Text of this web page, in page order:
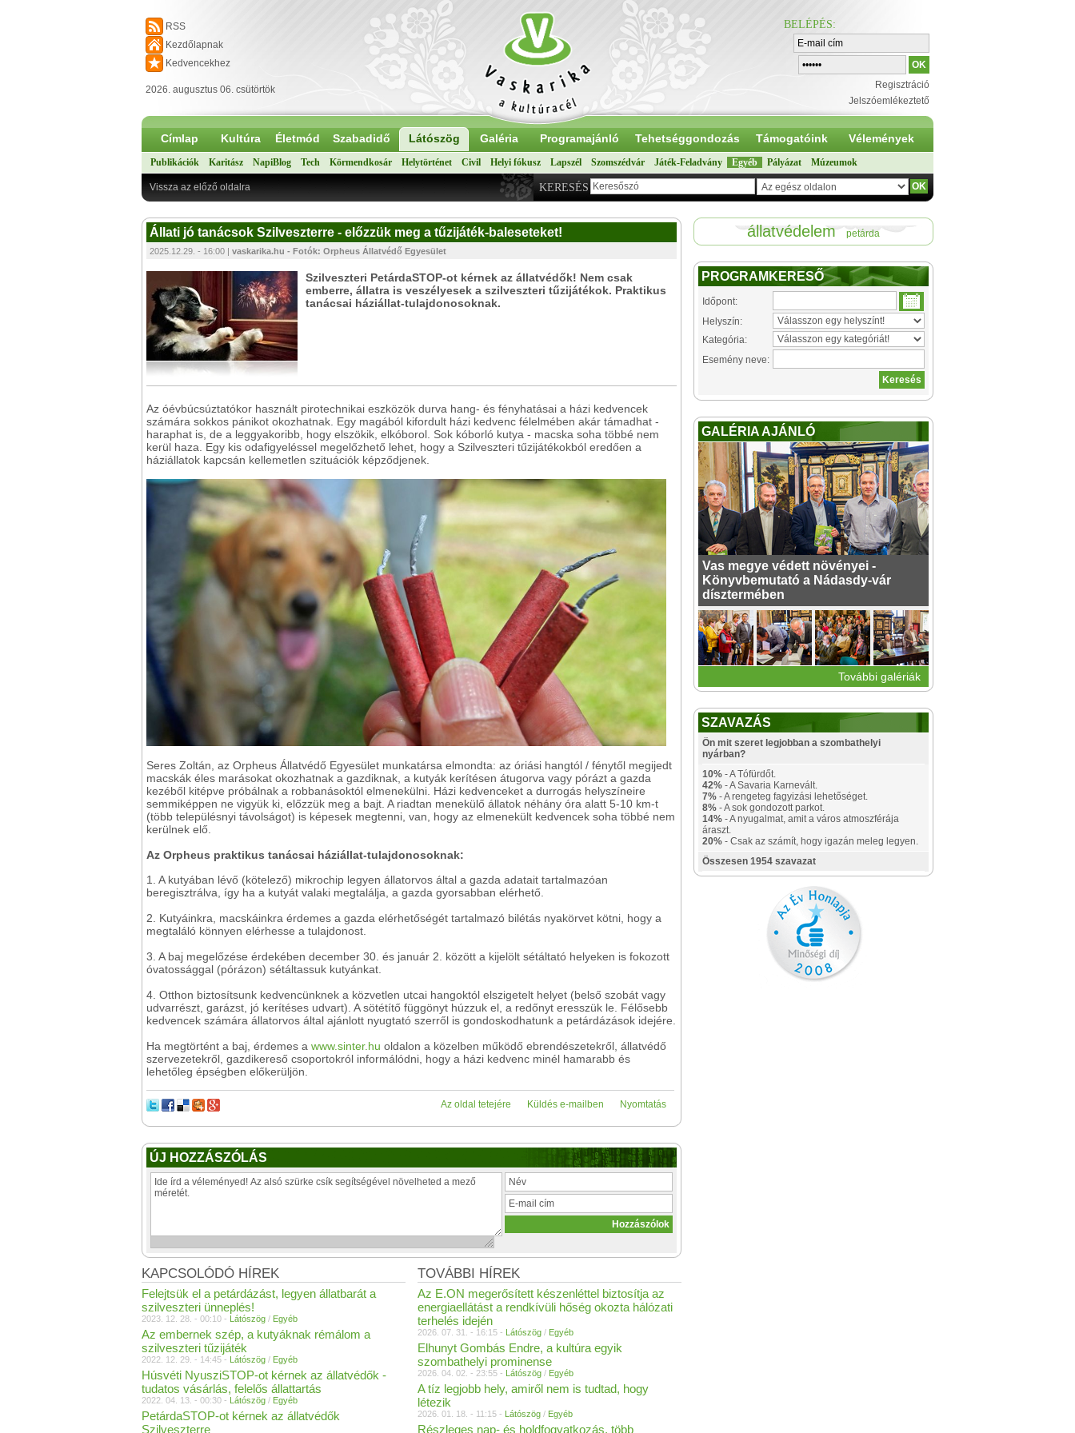
RSS
Kezdőlapnak
Kedvencekhez
2026. augusztus 06. csütörtök
BELÉPÉS:
Regisztráció
Jelszóemlékeztető
Címlap Kultúra Életmód Szabadidő Látószög Galéria Programajánló Tehetséggondozás Támogatóink Vélemények
Publikációk Karitász NapiBlog Tech Körmendkosár Helytörténet Civil Helyi fókusz Lapszél Szomszédvár Játék-Feladvány Egyéb Pályázat Múzeumok
KERESÉS
Vissza az előző oldalra
Állati jó tanácsok Szilveszterre - előzzük meg a tűzijáték-baleseteket!
2025.12.29. - 16:00 | vaskarika.hu - Fotók: Orpheus Állatvédő Egyesület
Szilveszteri PetárdaSTOP-ot kérnek az állatvédők! Nem csak
emberre, állatra is veszélyesek a szilveszteri tűzijátékok. Praktikus
tanácsai háziállat-tulajdonosoknak.
Az óévbúcsúztatókor használt pirotechnikai eszközök durva hang- és fényhatásai a házi kedvencek
számára sokkos pánikot okozhatnak. Egy magából kifordult házi kedvenc félelmében akár támadhat -
haraphat is, de a leggyakoribb, hogy elszökik, elkóborol. Sok kóborló kutya - macska soha többé nem
kerül haza. Egy kis odafigyeléssel megelőzhető lehet, hogy a Szilveszteri tűzijátékokból eredően a
háziállatok kapcsán kellemetlen szituációk képződjenek.
Seres Zoltán, az Orpheus Állatvédő Egyesület munkatársa elmondta: az óriási hangtól / fénytől megijedt
macskák éles marásokat okozhatnak a gazdiknak, a kutyák kerítésen átugorva vagy pórázt a gazda
kezéből kitépve próbálnak a robbanásoktól elmenekülni. Házi kedvenceket a durrogás helyszíneire
semmiképpen ne vigyük ki, előzzük meg a bajt. A riadtan menekülő állatok néhány óra alatt 5-10 km-t
(több településnyi távolságot) is képesek megtenni, van, hogy az elmenekült kedvencek soha többé nem
kerülnek elő.
Az Orpheus praktikus tanácsai háziállat-tulajdonosoknak:
1. A kutyában lévő (kötelező) mikrochip legyen állatorvos által a gazda adatait tartalmazóan
beregisztrálva, így ha a kutyát valaki megtalálja, a gazda gyorsabban elérhető.
2. Kutyáinkra, macskáinkra érdemes a gazda elérhetőségét tartalmazó bilétás nyakörvet kötni, hogy a
megtaláló könnyen elérhesse a tulajdonost.
3. A baj megelőzése érdekében december 30. és január 2. között a kijelölt sétáltató helyeken is fokozott
óvatossággal (pórázon) sétáltassuk kutyánkat.
4. Otthon biztosítsunk kedvencünknek a közvetlen utcai hangoktól elszigetelt helyet (belső szobát vagy
udvarrészt, garázst, jó kerítéses udvart). A sötétítő függönyt húzzuk el, a redőnyt eresszük le. Félősebb
kedvencek számára állatorvos által ajánlott nyugtató szerről is gondoskodhatunk a petárdázások idejére.
Ha megtörtént a baj, érdemes a www.sinter.hu oldalon a közelben működő ebrendészetekről, állatvédő
szervezetekről, gazdikereső csoportokról informálódni, hogy a házi kedvenc minél hamarabb és
lehetőleg épségben előkerüljön.
Nyomtatás
Küldés e-mailben
Az oldal tetejére
ÚJ HOZZÁSZÓLÁS
TOVÁBBI HÍREK
Az E.ON megerősített készenléttel biztosítja az
energiaellátást a rendkívüli hőség okozta hálózati
terhelés idején
2026. 07. 31. - 16:15 - Látószög / Egyéb
Elhunyt Gombás Endre, a kultúra egyik
szombathelyi prominense
2026. 04. 02. - 23:55 - Látószög / Egyéb
A tíz legjobb hely, amiről nem is tudtad, hogy
létezik
2026. 01. 18. - 11:15 - Látószög / Egyéb
Részleges nap- és holdfogyatkozás, több
KAPCSOLÓDÓ HÍREK
Felejtsük el a petárdázást, legyen állatbarát a
szilveszteri ünneplés!
2023. 12. 28. - 00:10 - Látószög / Egyéb
Az embernek szép, a kutyáknak rémálom a
szilveszteri tűzijáték
2022. 12. 29. - 14:45 - Látószög / Egyéb
Húsvéti NyusziSTOP-ot kérnek az állatvédők -
tudatos vásárlás, felelős állattartás
2022. 04. 13. - 00:30 - Látószög / Egyéb
PetárdaSTOP-ot kérnek az állatvédők
Szilveszterre
állatvédelem petárda
PROGRAMKERESŐ
Időpont:
Helyszín:
Kategória:
Esemény neve:
GALÉRIA AJÁNLÓ
Vas megye védett növényei -
Könyvbemutató a Nádasdy-vár
dísztermében
További galériák
SZAVAZÁS
Ön mit szeret legjobban a szombathelyi
nyárban?
10% - A Tófürdőt.
42% - A Savaria Karnevált.
7% - A rengeteg fagyizási lehetőséget.
8% - A sok gondozott parkot.
14% - A nyugalmat, amit a város atmoszférája
áraszt.
20% - Csak az számít, hogy igazán meleg legyen.
Összesen 1954 szavazat